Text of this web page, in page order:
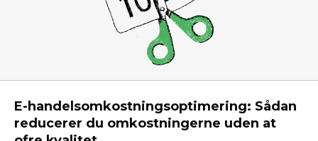
E-handelsomkostningsoptimering: Sådan
reducerer du omkostningerne uden at